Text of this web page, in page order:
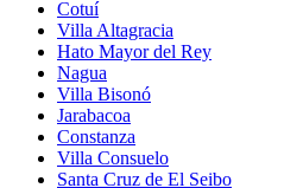
Cotuí
Villa Altagracia
Hato Mayor del Rey
Nagua
Villa Bisonó
Jarabacoa
Constanza
Villa Consuelo
Santa Cruz de El Seibo